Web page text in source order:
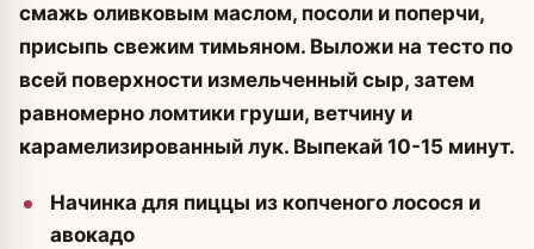
смажь оливковым маслом, посоли и поперчи,
присыпь свежим тимьяном. Выложи на тесто по
всей поверхности измельченный сыр, затем
равномерно ломтики груши, ветчину и
карамелизированный лук. Выпекай 10-15 минут.
Начинка для пиццы из копченого лосося и
авокадо